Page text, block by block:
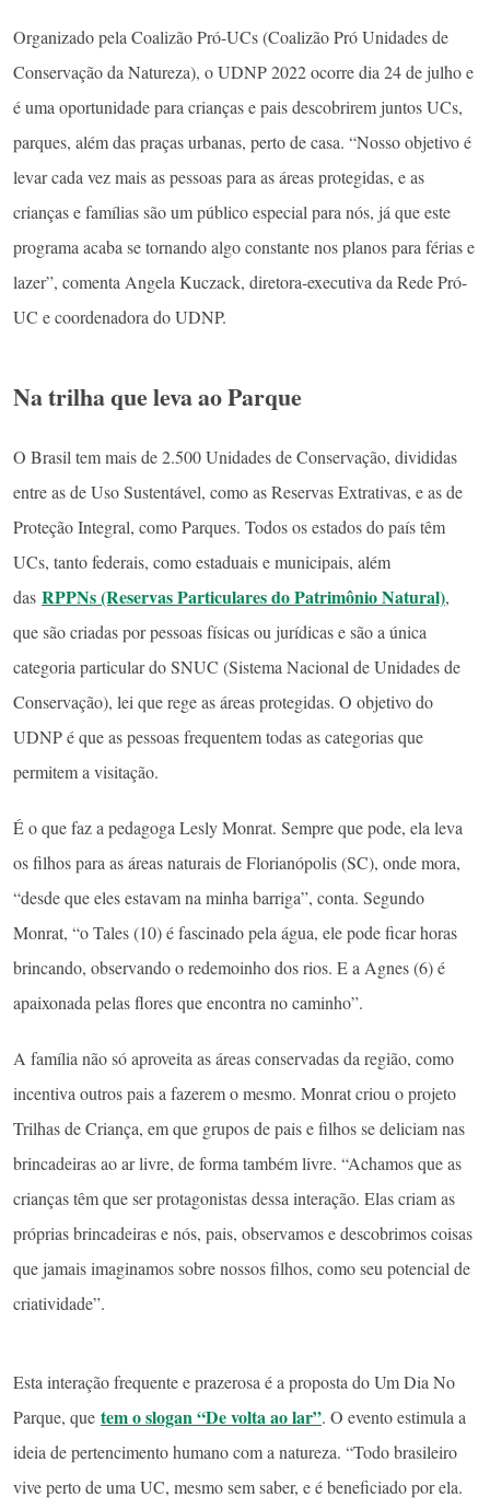
Organizado pela Coalizão Pró-UCs (Coalizão Pró Unidades de
Conservação da Natureza), o UDNP 2022 ocorre dia 24 de julho e
é uma oportunidade para crianças e pais descobrirem juntos UCs,
parques, além das praças urbanas, perto de casa. “Nosso objetivo é
levar cada vez mais as pessoas para as áreas protegidas, e as
crianças e famílias são um público especial para nós, já que este
programa acaba se tornando algo constante nos planos para férias e
lazer”, comenta Angela Kuczack, diretora-executiva da Rede Pró-
UC e coordenadora do UDNP.
Na trilha que leva ao Parque
O Brasil tem mais de 2.500 Unidades de Conservação, divididas
entre as de Uso Sustentável, como as Reservas Extrativas, e as de
Proteção Integral, como Parques. Todos os estados do país têm
UCs, tanto federais, como estaduais e municipais, além
das RPPNs (Reservas Particulares do Patrimônio Natural),
que são criadas por pessoas físicas ou jurídicas e são a única
categoria particular do SNUC (Sistema Nacional de Unidades de
Conservação), lei que rege as áreas protegidas. O objetivo do
UDNP é que as pessoas frequentem todas as categorias que
permitem a visitação.
É o que faz a pedagoga Lesly Monrat. Sempre que pode, ela leva
os filhos para as áreas naturais de Florianópolis (SC), onde mora,
“desde que eles estavam na minha barriga”, conta. Segundo
Monrat, “o Tales (10) é fascinado pela água, ele pode ficar horas
brincando, observando o redemoinho dos rios. E a Agnes (6) é
apaixonada pelas flores que encontra no caminho”.
A família não só aproveita as áreas conservadas da região, como
incentiva outros pais a fazerem o mesmo. Monrat criou o projeto
Trilhas de Criança, em que grupos de pais e filhos se deliciam nas
brincadeiras ao ar livre, de forma também livre. “Achamos que as
crianças têm que ser protagonistas dessa interação. Elas criam as
próprias brincadeiras e nós, pais, observamos e descobrimos coisas
que jamais imaginamos sobre nossos filhos, como seu potencial de
criatividade”.
Esta interação frequente e prazerosa é a proposta do Um Dia No
Parque, que tem o slogan “De volta ao lar”. O evento estimula a
ideia de pertencimento humano com a natureza. “Todo brasileiro
vive perto de uma UC, mesmo sem saber, e é beneficiado por ela.